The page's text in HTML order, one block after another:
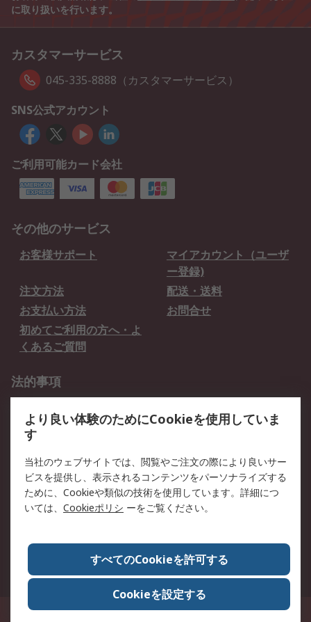
に取り扱いを行います。
カスタマーサービス
045-335-8888（カスタマーサービス）
SNS公式アカウント
ご利用可能カード会社
その他のサービス
お客様サポート
マイアカウント（ユーザ
ー登録)
注文方法
配送・送料
お支払い方法
お問合せ
初めてご利用の方へ・よ
くあるご質問
法的事項
クッキーポリシー
RSについて
会社概要
採用情報
プレスリリース＆お知ら
コーポレートサイト
全世界のRS
RSの歴史
ESGへの取り組み（英語）
認証について
〒240-0005 神奈川県横浜市保土ヶ谷区神戸町134番地 横浜ビジネスパーク ウ
より良い体験のためにCookieを使用していま
す
当社のウェブサイトでは、閲覧やご注文の際により良いサー
ビスを提供し、表示されるコンテンツをパーソナライズする
ために、Cookieや類似の技術を使用しています。詳細につ
いては、 Cookieポリシ ーをご覧ください。
すべてのCookieを許可する
Cookieを設定する